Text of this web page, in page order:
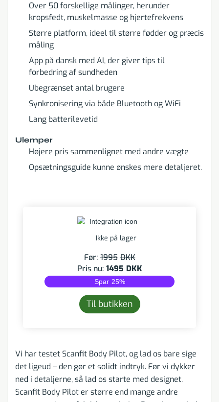
Over 50 forskellige målinger, herunder
kropsfedt, muskelmasse og hjertefrekvens
Større platform, ideel til større fødder og præcis
måling
App på dansk med AI, der giver tips til
forbedring af sundheden
Ubegrænset antal brugere
Synkronisering via både Bluetooth og WiFi
Lang batterilevetid
Ulemper
Højere pris sammenlignet med andre vægte
Opsætningsguide kunne ønskes mere detaljeret.
Ikke på lager
Før: 1995 DKK
Pris nu: 1495 DKK
Spar 25%
Til butikken
Vi har testet Scanfit Body Pilot, og lad os bare sige
det ligeud – den gør et solidt indtryk. Før vi dykker
ned i detaljerne, så lad os starte med designet.
Scanfit Body Pilot er større end mange andre